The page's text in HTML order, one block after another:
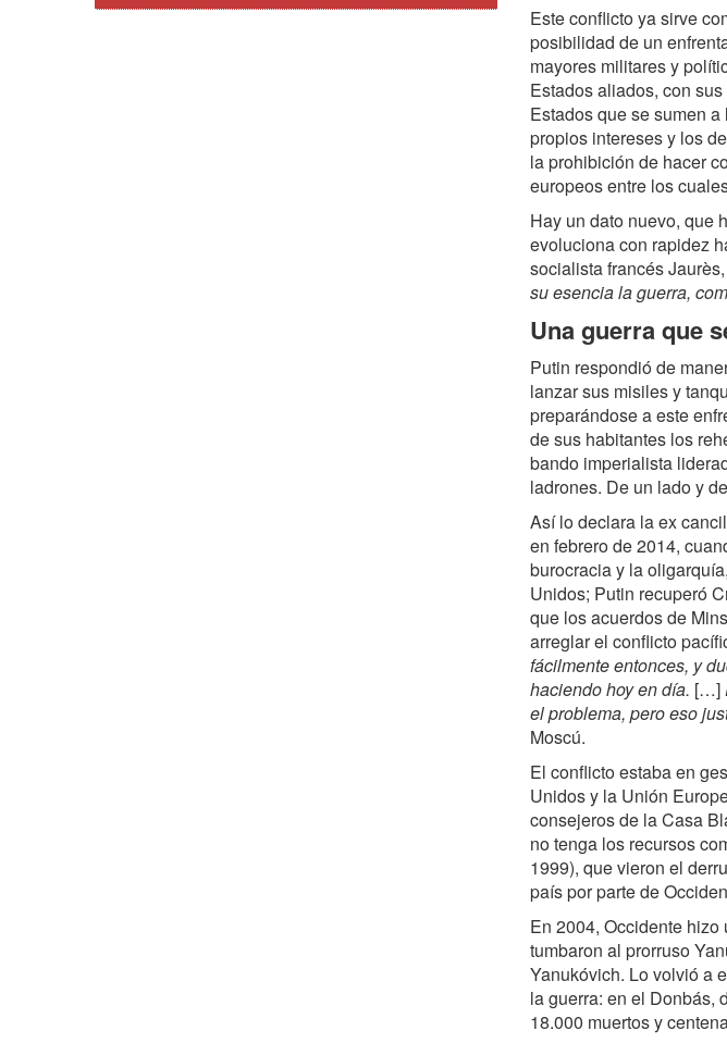
Este conflicto ya sirve
posibilidad de un
mayores militares y
Estados aliados, con
Estados que se sumen
propios intereses y los
la prohibición de hacer
europeos entre los
Hay un dato nuevo, que
evoluciona con rapidez
socialista francés
su esencia la guerra,
Una guerra que
Putin respondió de
lanzar sus misiles y
preparándose a este
de sus habitantes los
bando imperialista
ladrones. De un lado y
Así lo declara la ex
en febrero de 2014,
burocracia y la
Unidos; Putin recuperó
que los acuerdos de
arreglar el conflicto
fácilmente entonces, y
haciendo hoy en día. […]
el problema, pero eso
Moscú.
El conflicto estaba en
Unidos y la Unión
consejeros de la Casa
no tenga los recursos
1999), que vieron el
país por parte de
En 2004, Occidente
tumbaron al prorruso
Yanukóvich. Lo volvió a
la guerra: en el Donbás,
18.000 muertos y